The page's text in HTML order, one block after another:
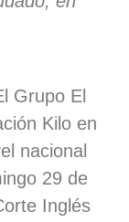
Grupo El
Kilo en
nacional
29 de
Inglés